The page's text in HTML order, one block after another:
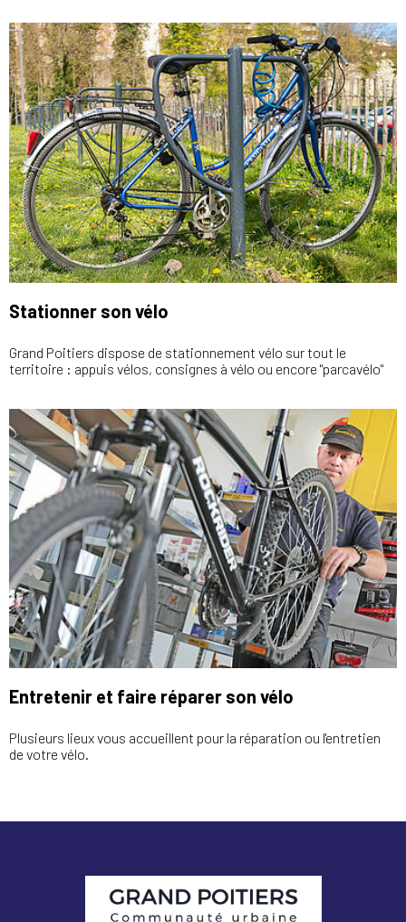
Stationner son vélo
Grand Poitiers dispose de stationnement vélo sur tout le
territoire : appuis vélos, consignes à vélo ou encore "parcavélo"
Entretenir et faire réparer son vélo
Plusieurs lieux vous accueillent pour la réparation ou l'entretien
de votre vélo.